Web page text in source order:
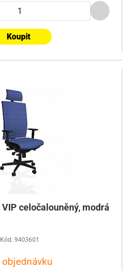
Koupit
VIP celočalouněný, modrá
Kód: 9403601
objednávku